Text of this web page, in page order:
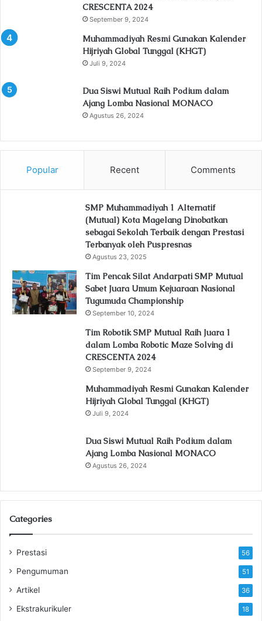
CRESCENTA 2024
September 9, 2024
Muhammadiyah Resmi Gunakan Kalender
Hijriyah Global Tunggal (KHGT)
Juli 9, 2024
Dua Siswi Mutual Raih Podium dalam
Ajang Lomba Nasional MONACO
Agustus 26, 2024
Popular Recent Comments
SMP Muhammadiyah 1 Alternatif
(Mutual) Kota Magelang Dinobatkan
sebagai Sekolah Terbaik dengan Prestasi
Terbanyak oleh Puspresnas
Agustus 23, 2025
Tim Pencak Silat Andarpati SMP Mutual
Sabet Juara Umum Kejuaraan Nasional
Tugumuda Championship
September 10, 2024
Tim Robotik SMP Mutual Raih Juara 1
dalam Lomba Robotic Maze Solving di
CRESCENTA 2024
September 9, 2024
Muhammadiyah Resmi Gunakan Kalender
Hijriyah Global Tunggal (KHGT)
Juli 9, 2024
Dua Siswi Mutual Raih Podium dalam
Ajang Lomba Nasional MONACO
Agustus 26, 2024
Categories
Prestasi 56
Pengumuman 51
Artikel 36
Ekstrakurikuler 18